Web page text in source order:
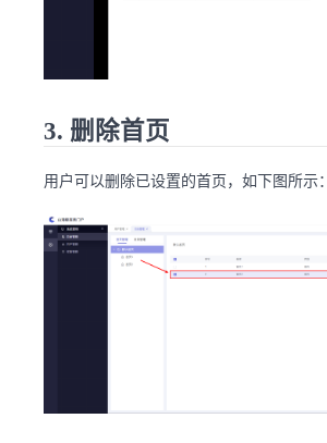
3. 删除首页
用户可以删除已设置的首页，如下图所示：